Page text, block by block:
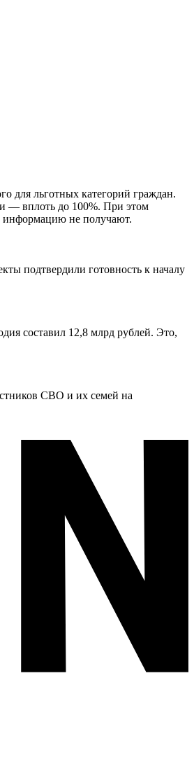
для льготных категорий граждан.
— вплоть до 100%. При этом
информацию не получают.
подтвердили готовность к началу
составил 12,8 млрд рублей. Это,
СВО и их семей на